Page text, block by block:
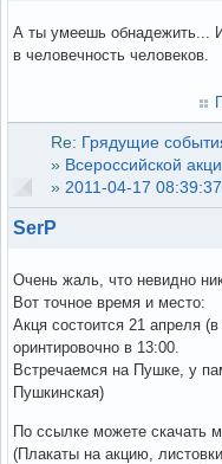
А ты умеешь обнадежить...
в человечность человеков.
Re: Грядущие
» Всероссийской
» 2011-04-17 08:39:37
SerP
Очень жаль, что невидно
Вот точное время и место:
Акця состоится 21 апреля
оринтировочно в 13:00.
Встречаемся на Пушке, у
Пушкинская)
По ссылке можете скачать
(Плакаты на акцию,